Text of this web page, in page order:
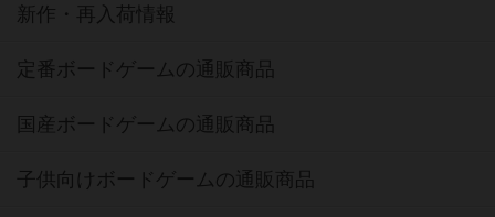
新作・再入荷情報
定番ボードゲームの通販商品
国産ボードゲームの通販商品
子供向けボードゲームの通販商品